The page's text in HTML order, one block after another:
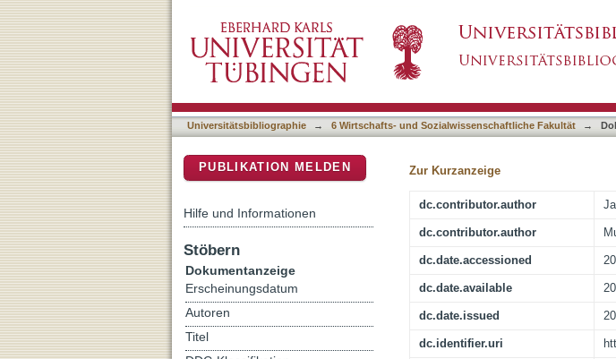
"The more I learn, the more I know nothing" : a
uncertainty in learning
Universitätsbibliographie → 6 Wirtschafts- und Sozialwissenschaftliche Fakultät →
Zur Kurzanzeige
dc.contributor.author
dc.contributor.author
dc.date.accessioned
dc.date.available
dc.date.issued
dc.identifier.uri
PUBLIKATION MELDEN
Hilfe und Informationen
Stöbern
Dokumentanzeige
Erscheinungsdatum
Autoren
Titel